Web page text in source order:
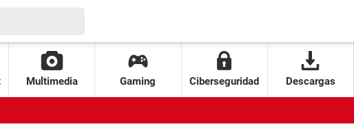
Multimedia Gaming Ciberseguridad Descargas